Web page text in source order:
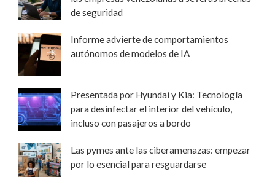
de seguridad
Informe advierte de comportamientos
autónomos de modelos de IA
Presentada por Hyundai y Kia: Tecnología
para desinfectar el interior del vehículo,
incluso con pasajeros a bordo
Las pymes ante las ciberamenazas: empezar
por lo esencial para resguardarse